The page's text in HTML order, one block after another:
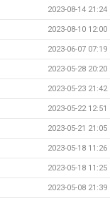
2023-08-14 21:24
2023-08-10 12:00
2023-06-07 07:19
2023-05-28 20:20
2023-05-23 21:42
2023-05-22 12:51
2023-05-21 21:05
2023-05-18 11:26
2023-05-18 11:25
2023-05-08 21:39